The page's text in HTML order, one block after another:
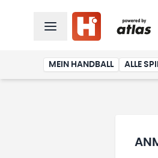
MEIN HANDBALL ALLE